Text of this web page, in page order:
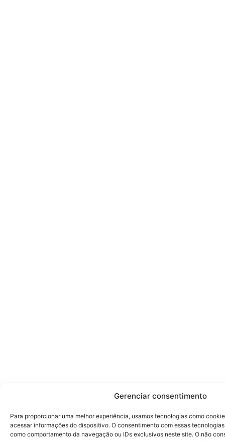
Gerenciar consentimento
Para proporcionar uma melhor experiência, usamos tecnologias como
acessar informações do dispositivo. O consentimento com essas
como comportamento da navegação ou IDs exclusivos neste site. O não